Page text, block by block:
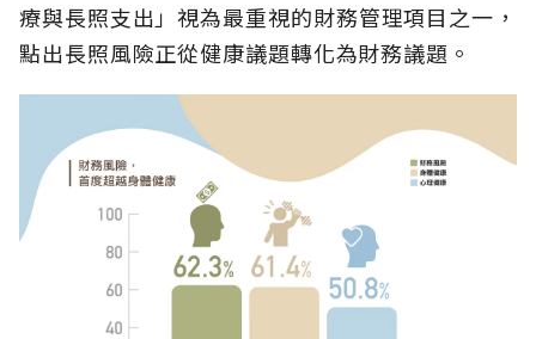
療與長照支出」視為最重視的財務管理項目之一，
點出長照風險正從健康議題轉化為財務議題。